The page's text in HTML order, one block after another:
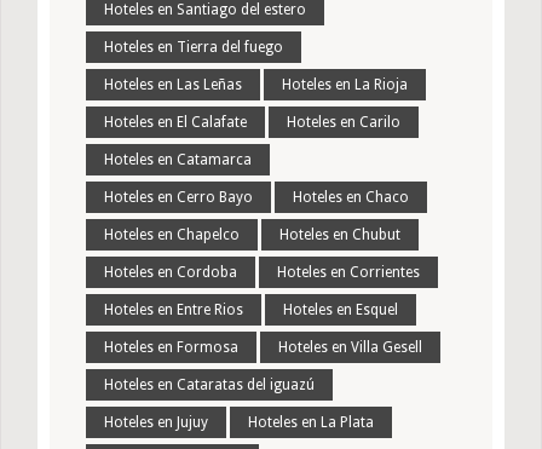
Hoteles en Santiago del estero
Hoteles en Tierra del fuego
Hoteles en Las Leñas Hoteles en La Rioja
Hoteles en El Calafate Hoteles en Carilo
Hoteles en Catamarca
Hoteles en Cerro Bayo Hoteles en Chaco
Hoteles en Chapelco Hoteles en Chubut
Hoteles en Cordoba Hoteles en Corrientes
Hoteles en Entre Rios Hoteles en Esquel
Hoteles en Formosa Hoteles en Villa Gesell
Hoteles en Cataratas del iguazú
Hoteles en Jujuy Hoteles en La Plata